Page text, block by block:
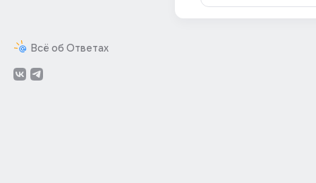
Всё об Ответах